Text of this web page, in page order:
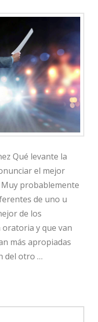
Qué levante la
el mejor
probablemente
de uno u
de los
y que van
más apropiadas
del otro …